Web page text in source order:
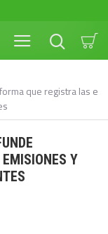
que registra las e
Y